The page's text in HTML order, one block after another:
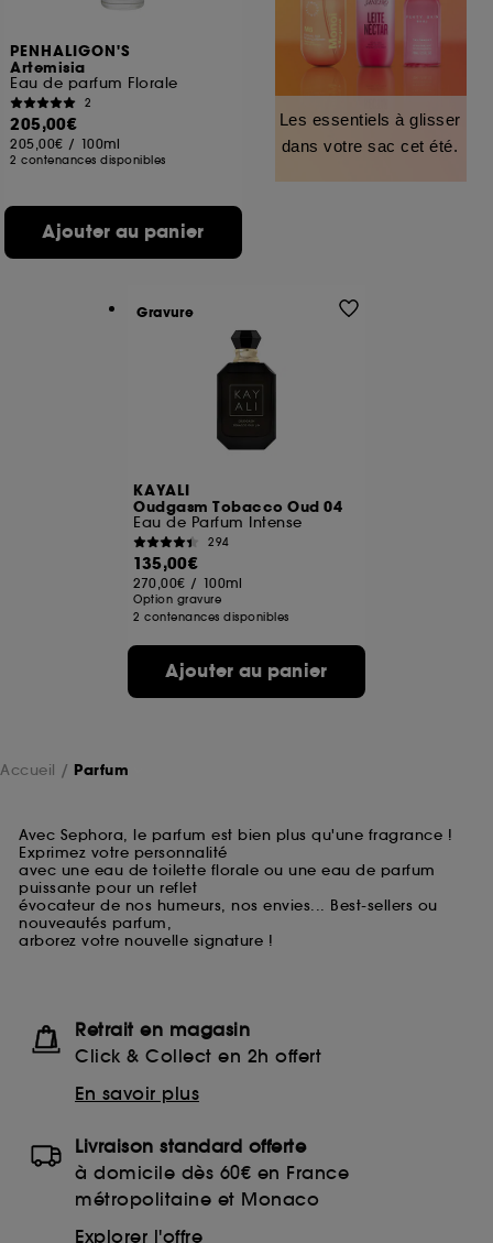
PENHALIGON'S
Artemisia
Eau de parfum Florale
2
205,00€
205,00€ / 100ml
2 contenances disponibles
Ajouter au panier
Les essentiels à glisser
dans votre sac cet été.
KAYALI
Oudgasm Tobacco Oud 04
Eau de Parfum Intense
294
135,00€
270,00€ / 100ml
Option gravure
2 contenances disponibles
Ajouter au panier
Gravure
Accueil Parfum
Avec Sephora, le parfum est bien plus qu'une fragrance !
Exprimez votre personnalité
avec une eau de toilette florale ou une eau de parfum
puissante pour un reflet
évocateur de nos humeurs, nos envies... Best-sellers ou
nouveautés parfum,
arborez votre nouvelle signature !
Retrait en magasin
Click & Collect en 2h offert
En savoir plus
Livraison standard offerte
à domicile dès 60€ en France
métropolitaine et Monaco
Explorer l'offre